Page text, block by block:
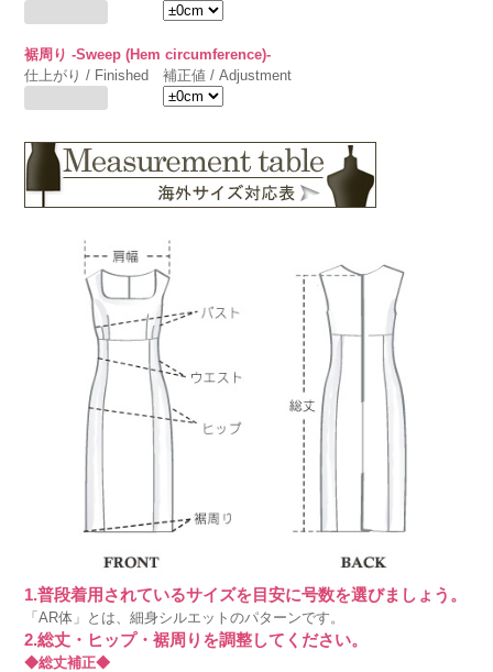
裾周り -Sweep (Hem circumference)-
仕上がり / Finished
補正値 / Adjustment
1.普段着用されているサイズを目安に号数を選びましょう。
「AR体」とは、細身シルエットのパターンです。
2.総丈・ヒップ・裾周りを調整してください。
◆総丈補正◆